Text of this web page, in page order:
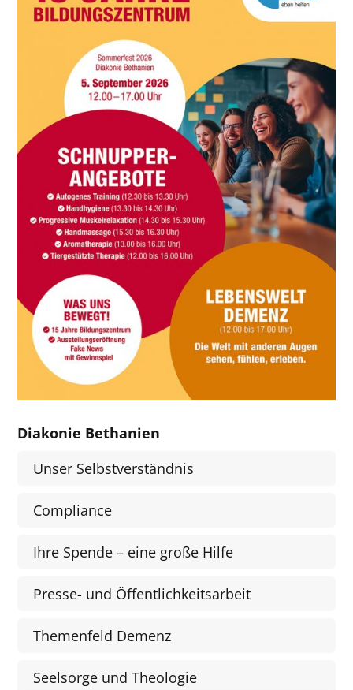
Diakonie Bethanien
Unser Selbstverständnis
Compliance
Ihre Spende – eine große Hilfe
Presse- und Öffentlichkeitsarbeit
Themenfeld Demenz
Seelsorge und Theologie